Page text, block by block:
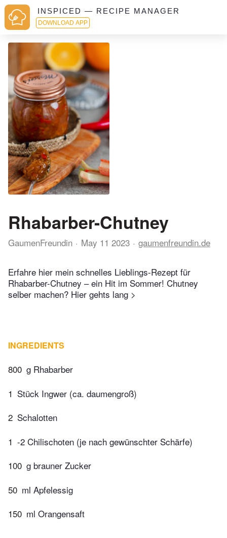
INSPICED — RECIPE MANAGER
DOWNLOAD APP
Rhabarber-Chutney
GaumenFreundin May 11 2023 gaumenfreundin.de
Erfahre hier mein schnelles Lieblings-Rezept für
Rhabarber-Chutney – ein Hit im Sommer! Chutney
selber machen? Hier gehts lang >
INGREDIENTS
800 g Rhabarber
1 Stück Ingwer (ca. daumengroß)
2 Schalotten
1 -2 Chilischoten (je nach gewünschter Schärfe)
100 g brauner Zucker
50 ml Apfelessig
150 ml Orangensaft